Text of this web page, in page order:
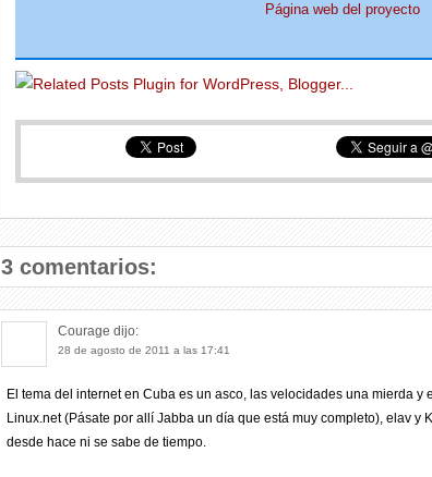
Página web del proyecto
3 comentarios:
Courage dijo:
28 de agosto de 2011 a las 17:41
El tema del internet en Cuba es un asco, las velocidades una mierda y
Linux.net (Pásate por allí Jabba un día que está muy completo), elav y
desde hace ni se sabe de tiempo.